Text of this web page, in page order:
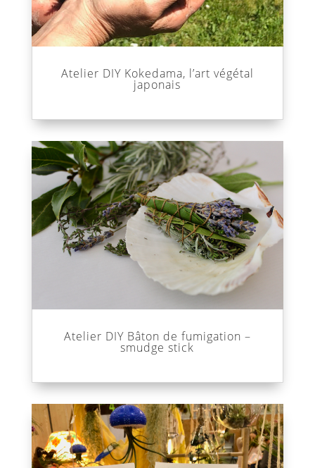
Atelier DIY Kokedama, l’art végétal
japonais
Atelier DIY Bâton de fumigation –
smudge stick